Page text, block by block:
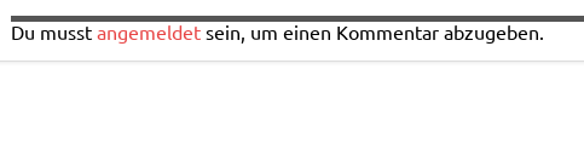
Du musst angemeldetsein, um einen Kommentar abzugeben.